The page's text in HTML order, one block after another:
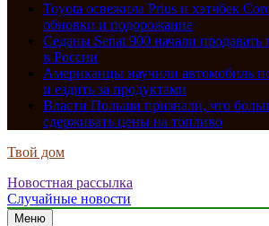
Toyota освежила Prius и хэтчбек
обновки и подорожание
Седаны Senat 900 начали
в России
Американцы научили автомобиль
и ездить за продуктами
Власти Польши признали, что
сдерживать цены на топливо
Твой дом
Новостная рассылка
Случайные новости
Меню